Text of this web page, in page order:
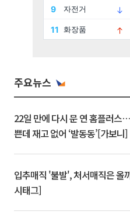
주요뉴스
22일 만에 다시 문 연 홈플러스
쁜데 재고 없어 ‘발동동’[가보니]
입추매직 '불발', 처서매직은 올
시태그]